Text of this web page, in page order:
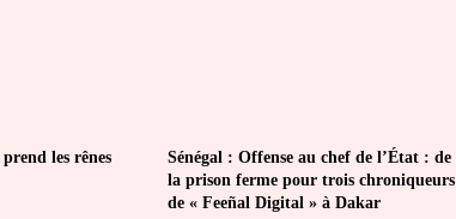
les rênes
Sénégal : Offense au chef de l’État : de
la prison ferme pour trois chroniqueurs
de « Feeñal Digital » à Dakar